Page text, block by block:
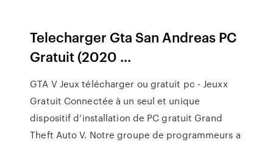
Telecharger Gta San Andreas PC
Gratuit (2020 ...
GTA V Jeux télécharger ou gratuit pc - Jeuxx
Gratuit Connectée à un seul et unique
dispositif d’installation de PC gratuit Grand
Theft Auto V. Notre groupe de programmeurs a